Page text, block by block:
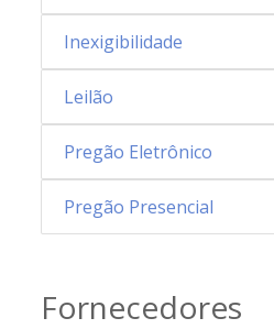
Inexigibilidade
Leilão
Pregão Eletrônico
Pregão Presencial
Fornecedores